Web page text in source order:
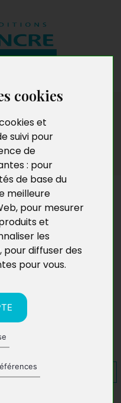
cookies
et
suivi pour
de
: pour
de base du
meilleure
, pour mesurer
et
les
, pour diffuser des
pour vous.
2024 de 10h à 18h